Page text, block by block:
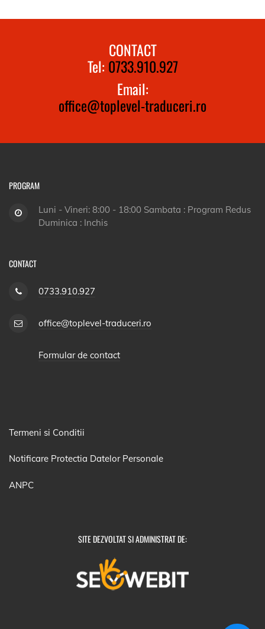
CONTACT
Tel: 0733.910.927
Email:
office@toplevel-traduceri.ro
PROGRAM
Luni - Vineri: 8:00 - 18:00 Sambata : Program Redus
Duminica : Inchis
CONTACT
0733.910.927
office@toplevel-traduceri.ro
Formular de contact
Termeni si Conditii
Notificare Protectia Datelor Personale
ANPC
SITE DEZVOLTAT SI ADMINISTRAT DE: